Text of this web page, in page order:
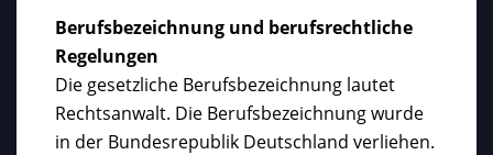
Berufsbezeichnung und berufsrechtliche
Regelungen
Die gesetzliche Berufsbezeichnung lautet
Rechtsanwalt. Die Berufsbezeichnung wurde
in der Bundesrepublik Deutschland verliehen.